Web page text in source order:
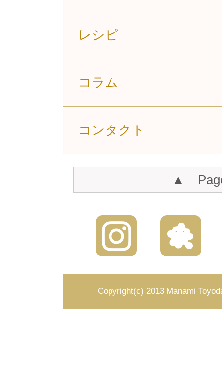
レシピ
コラム
コンタクト
▲
Copyright(c) 2013 Manami